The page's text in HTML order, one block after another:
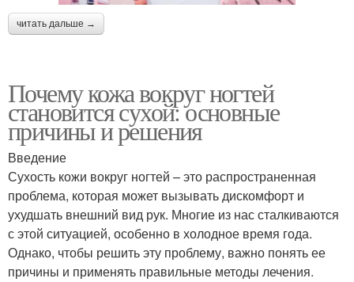
читать дальше →
Почему кожа вокруг ногтей
становится сухой: основные
причины и решения
Введение
Сухость кожи вокруг ногтей – это распространенная
проблема, которая может вызывать дискомфорт и
ухудшать внешний вид рук. Многие из нас сталкиваются
с этой ситуацией, особенно в холодное время года.
Однако, чтобы решить эту проблему, важно понять ее
причины и применять правильные методы лечения.